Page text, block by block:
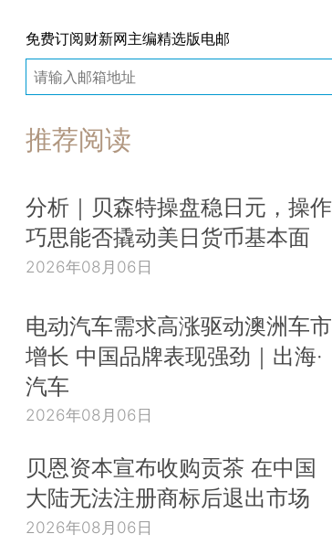
免费订阅财新网主编精选版电邮
推荐阅读
分析｜贝森特操盘稳日元，操作
巧思能否撬动美日货币基本面
2026年08月06日
电动汽车需求高涨驱动澳洲车市
增长 中国品牌表现强劲｜出海·
汽车
2026年08月06日
贝恩资本宣布收购贡茶 在中国
大陆无法注册商标后退出市场
2026年08月06日